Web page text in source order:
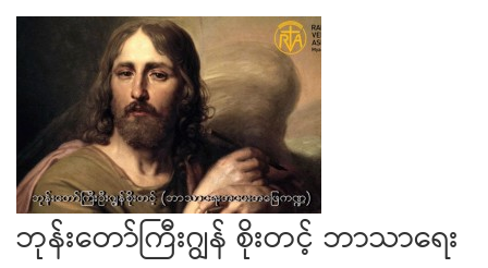
ဘုန်းတော်ကြီးဂျွန် စိုးတင့် ဘာသာရေး